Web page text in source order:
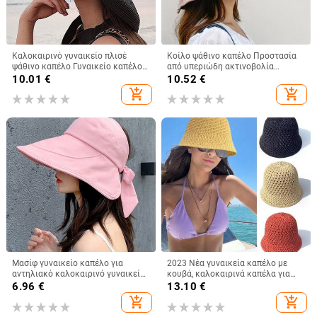
Καλοκαιρινό γυναικείο πλισέ
ψάθινο καπέλο Γυναικείο καπέλο
για ήλιο σε στυλ Hepburn Casual
καπέλο ηλίου με μεγάλο γείσο
δισκέτα καπέλο ηλίου Καπέλο για
Gorros
10.01 €
add_shopping_cart
Κοίλο ψάθινο καπέλο Προστασία
από υπεριώδη ακτινοβολία
Μεγάλο γείσο Αντιηλιακό κουβά
προσώπου Καπέλα ηλίου Καπέλα
ηλίου για γυναίκες Καλοκαιρινό
Παναμά
10.52 €
add_shopping_cart
Μασίφ γυναικείο καπέλο για
αντηλιακό καλοκαιρινό γυναικείο
γείσο αλογοουρά Φαρδύ γείσο
ακτινοβολία Φιόγκος Καπέλο
6.96 €
add_shopping_cart
2023 Νέα γυναικεία καπέλο με
κουβά, καλοκαιρινά καπέλα για
γυναικεία ψάθινα καπέλα
παραλίας Κορεατικού στυλ μόδας
καπέλο ψαρά
13.10 €
add_shopping_cart